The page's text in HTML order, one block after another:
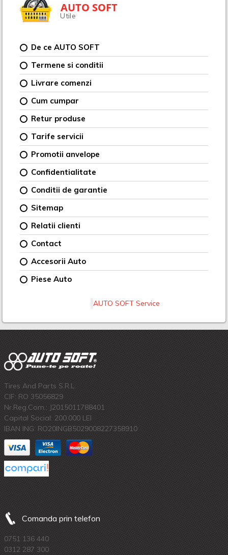
AUTO SOFT
Utile
De ce AUTO SOFT
Termene si conditii
Livrare comenzi
Cum cumpar
Retur produse
Tarife servicii
Promotii anvelope
Confidentialitate
Conditii de garantie
Sitemap
Relatii clienti
Contact
Accesorii Auto
Piese Auto
AUTO SOFT Service
Tires And Parts S.R.L.
CIF: RO 35056829
Nr.Reg.Com.: J2015011788401
Capital Social: 200.000 LEI
IBAN ING: RO20INGB5029008227358910
Comanda prin telefon
0751 136 440
0312 287 300